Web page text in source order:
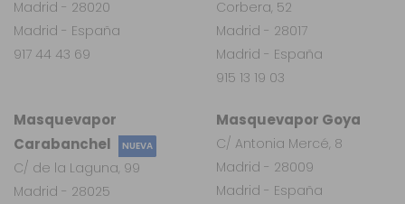
Masquevapor
Carabanchel
NUEVA
C/ de la Laguna, 99
Madrid - 28025
Masquevapor Goya
C/ Antonia Mercé, 8
Madrid - 28009
Madrid - España
Corbera, 52
Madrid - 28017
Madrid - España
915 13 19 03
Madrid - 28020
Madrid - España
917 44 43 69